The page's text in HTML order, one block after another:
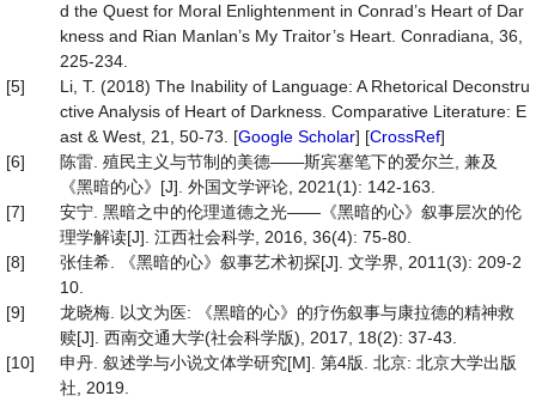
d the Quest for Moral Enlightenment in Conrad’s Heart of Dar
kness and Rian Manlan’s My Traitor’s Heart. Conradiana, 36,
225-234.
[5]
Li, T. (2018) The Inability of Language: A Rhetorical Deconstru
ctive Analysis of Heart of Darkness. Comparative Literature: E
ast & West, 21, 50-73. [Google Scholar] [CrossRef]
[6]
陈雷. 殖民主义与节制的美德——斯宾塞笔下的爱尔兰, 兼及
《黑暗的心》[J]. 外国文学评论, 2021(1): 142-163.
[7]
安宁. 黑暗之中的伦理道德之光——《黑暗的心》叙事层次的伦
理学解读[J]. 江西社会科学, 2016, 36(4): 75-80.
[8]
张佳希. 《黑暗的心》叙事艺术初探[J]. 文学界, 2011(3): 209-2
10.
[9]
龙晓梅. 以文为医: 《黑暗的心》的疗伤叙事与康拉德的精神救
赎[J]. 西南交通大学(社会科学版), 2017, 18(2): 37-43.
[10]
申丹. 叙述学与小说文体学研究[M]. 第4版. 北京: 北京大学出版
社, 2019.